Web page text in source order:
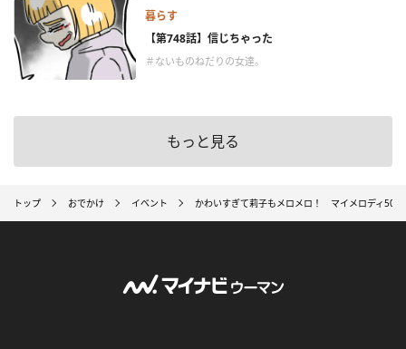
暮らす
【第748話】信じちゃった
＃ないものねだりの女達。
もっと見る
トップ おでかけ イベント かわいすぎて莉子もメロメロ！ マイメロディ50